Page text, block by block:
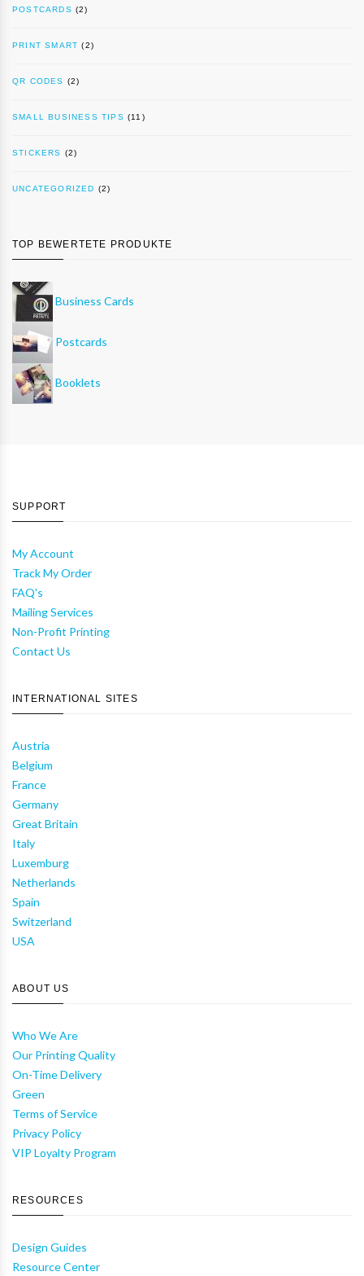
POSTCARDS (2)
PRINT SMART (2)
QR CODES (2)
SMALL BUSINESS TIPS (11)
STICKERS (2)
UNCATEGORIZED (2)
TOP BEWERTETE PRODUKTE
Business Cards
Postcards
Booklets
SUPPORT
My Account
Track My Order
FAQ's
Mailing Services
Non-Profit Printing
Contact Us
INTERNATIONAL SITES
Austria
Belgium
France
Germany
Great Britain
Italy
Luxemburg
Netherlands
Spain
Switzerland
USA
ABOUT US
Who We Are
Our Printing Quality
On-Time Delivery
Green
Terms of Service
Privacy Policy
VIP Loyalty Program
RESOURCES
Design Guides
Resource Center